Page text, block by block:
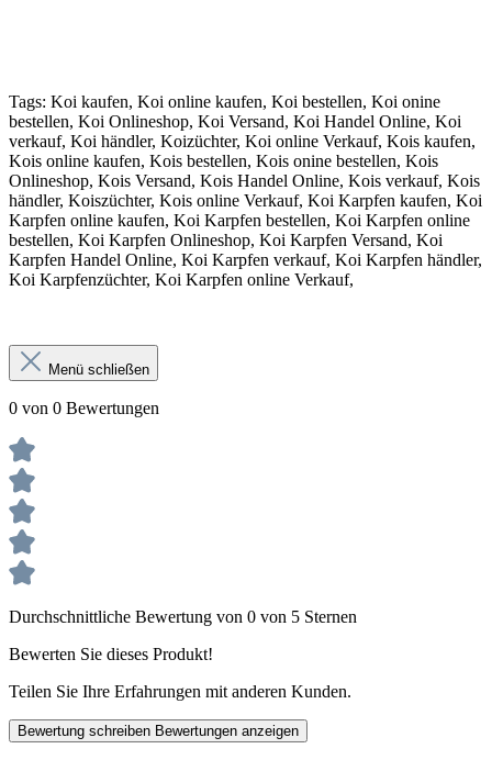
Tags: Koi kaufen, Koi online kaufen, Koi bestellen, Koi onine
bestellen, Koi Onlineshop, Koi Versand, Koi Handel Online, Koi
verkauf, Koi händler, Koizüchter, Koi online Verkauf, Kois kaufen,
Kois online kaufen, Kois bestellen, Kois onine bestellen, Kois
Onlineshop, Kois Versand, Kois Handel Online, Kois verkauf, Kois
händler, Koiszüchter, Kois online Verkauf, Koi Karpfen kaufen, Koi
Karpfen online kaufen, Koi Karpfen bestellen, Koi Karpfen online
bestellen, Koi Karpfen Onlineshop, Koi Karpfen Versand, Koi
Karpfen Handel Online, Koi Karpfen verkauf, Koi Karpfen händler,
Koi Karpfenzüchter, Koi Karpfen online Verkauf,
Menü schließen
0 von 0 Bewertungen
Durchschnittliche Bewertung von 0 von 5 Sternen
Bewerten Sie dieses Produkt!
Teilen Sie Ihre Erfahrungen mit anderen Kunden.
Bewertung schreiben Bewertungen anzeigen